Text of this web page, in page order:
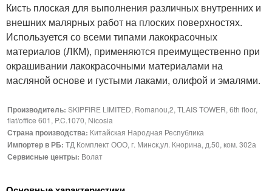
Кисть плоская для выполнения различных внутренних и
внешних малярных работ на плоских поверхностях.
Используется со всеми типами лакокрасочных
материалов (ЛКМ), применяются преимущественно при
окрашивании лакокрасочными материалами на
масляной основе и густыми лаками, олифой и эмалями.
Производитель: SKIPFIRE LIMITED, Romanou,2, TLAIS TOWER, 6th floor,
flat/office 601, P.C.1070, Nicosia
Страна производства: Китайская Народная Республика
Импортер в РБ: ТД Комплект ООО, г. Минск,ул. Кнорина, д.50, ком. 302а
Сервисные центры: Волат